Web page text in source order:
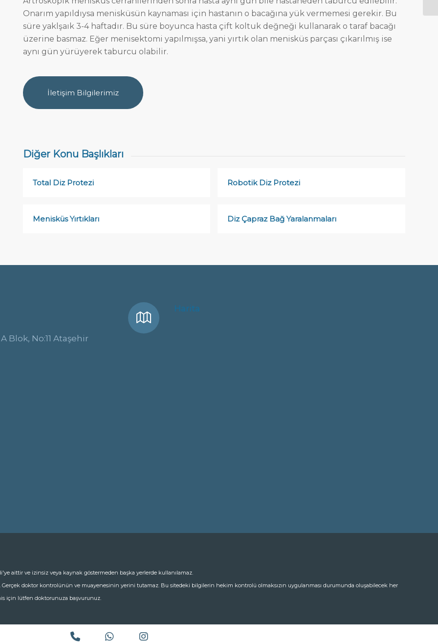
Onarım yapıldıysa menisküsün kaynaması için hastanın o bacağına yük vermemesi gerekir. Bu
süre yaklşaık 3-4 haftadır. Bu süre boyunca hasta çift koltuk değneği kullanarak o taraf bacağı
üzerine basmaz. Eğer menisektomi yapılmışsa, yani yırtık olan menisküs parçası çıkarılmış ise
aynı gün yürüyerek taburcu olabilir.
İletişim Bilgilerimiz
Diğer Konu Başlıkları
Total Diz Protezi Robotik Diz Protezi
Menisküs Yırtıkları Diz Çapraz Bağ Yaralanmaları
Blok, No:11 Ataşehir
Harita
aittir ve izinsiz veya kaynak göstermeden başka yerlerde kullanılamaz.
doktor kontrolünün ve muayenesinin yerini tutamaz. Bu sitedeki bilgilerin hekim kontrolü olmaksızın uygulanması durumunda oluşabilecek her
için lütfen doktorunuza başvurunuz.
Phone WhatsApp